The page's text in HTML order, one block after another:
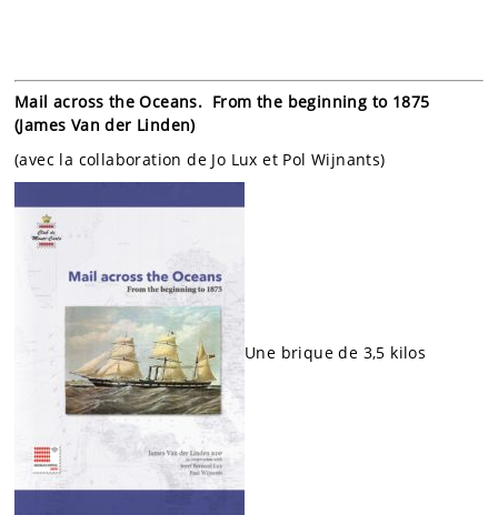
Mail across the Oceans. From the beginning to 1875
(James Van der Linden)
(avec la collaboration de Jo Lux et Pol Wijnants)
Une brique de 3,5 kilos